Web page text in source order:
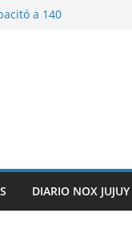
a 140
DIARIO NOX JUJUY